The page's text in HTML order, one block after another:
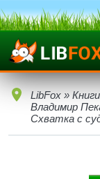
LibFox » Книги
Владимир
Схватка с